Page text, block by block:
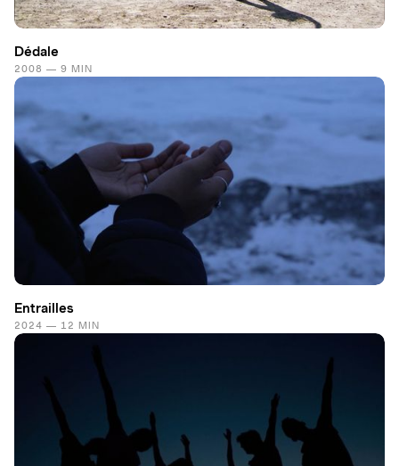
Dédale
2008 — 9 MIN
Entrailles
2024 — 12 MIN